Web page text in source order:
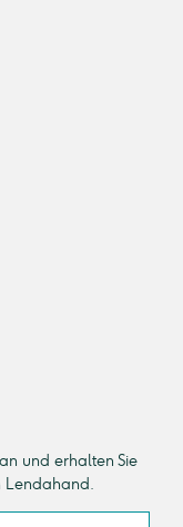
und erhalten Sie
Lendahand.